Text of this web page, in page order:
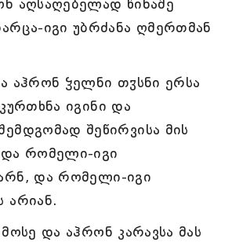
აღსაღებელად წინაშე
იგი უბრძანა ღმერთმან
აჰრონ ჴელნი თჳსნი ერსა
იგინი და
შეწირვისა მის
და რომელი-იგი
და რომელი-იგი
არიან.
და აჰრონ კარავსა მას